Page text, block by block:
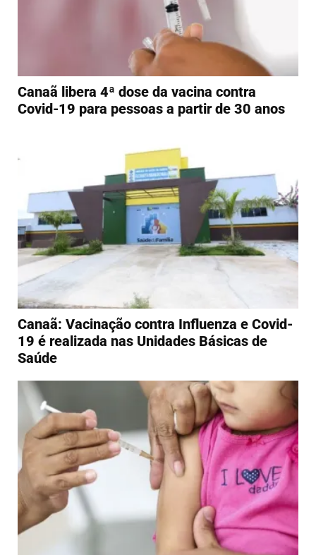
Canaã libera 4ª dose da vacina contra
Covid-19 para pessoas a partir de 30 anos
Canaã: Vacinação contra Influenza e Covid-
19 é realizada nas Unidades Básicas de
Saúde